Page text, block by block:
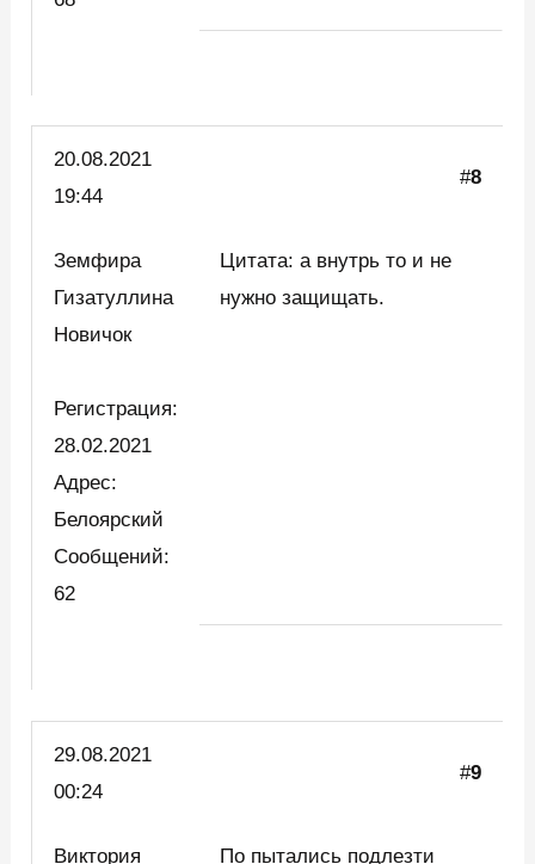
20.08.2021
19:44
#8
Земфира
Гизатуллина
Новичок
Регистрация:
28.02.2021
Адрес:
Белоярский
Сообщений:
62
Цитата: а внутрь то и не
нужно защищать.
29.08.2021
00:24
#9
Виктория По пытались подлезти